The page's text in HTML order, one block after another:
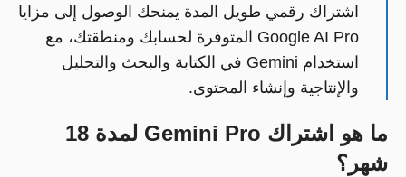
اشتراك رقمي طويل المدة يمنحك الوصول إلى مزايا
Google AI Pro المتوفرة لحسابك ومنطقتك، مع
استخدام Gemini في الكتابة والبحث والتحليل
والإنتاجية وإنشاء المحتوى.
ما هو اشتراك Gemini Pro لمدة 18
شهر؟